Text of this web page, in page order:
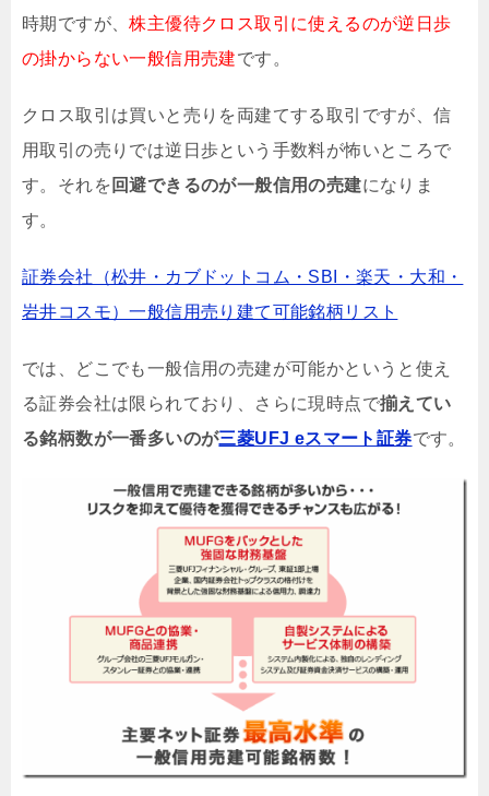
時期ですが、株主優待クロス取引に使えるのが逆日歩
の掛からない一般信用売建です。
クロス取引は買いと売りを両建てする取引ですが、信
用取引の売りでは逆日歩という手数料が怖いところで
す。それを 回避できるのが一般信用の売建になりま
す。
証券会社（松井・カブドットコム・SBI・楽天・大和・
岩井コスモ）一般信用売り建て可能銘柄リスト
では、どこでも一般信用の売建が可能かというと使え
る証券会社は限られており、さらに現時点で揃えてい
る銘柄数が一番多いのが三菱UFJ eスマート証券です。